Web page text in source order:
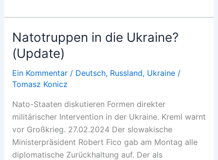
oder
Kapitulation?
Natotruppen in die Ukraine?
(Update)
Ein Kommentar / Deutsch, Russland, Ukraine/
Tomasz Konicz
Nato-Staaten diskutieren Formen direkter
militärischer Intervention in der Ukraine. Kreml warnt
vor Großkrieg. 27.02.2024 Der slowakische
Ministerpräsident Robert Fico gab am Montag alle
diplomatische Zurückhaltung auf. Der als